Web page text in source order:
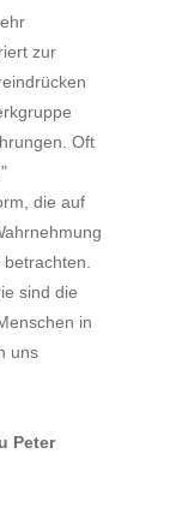
zur
Oft
die auf
sind die
in
uns
Peter